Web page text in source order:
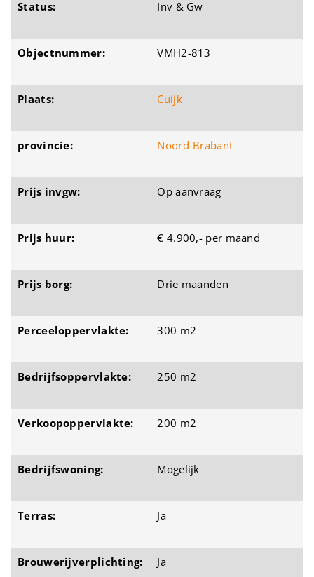
Status: Inv & Gw
Objectnummer: VMH2-813
Plaats: Cuijk
provincie: Noord-Brabant
Prijs invgw: Op aanvraag
Prijs huur: € 4.900,- per maand
Prijs borg: Drie maanden
Perceeloppervlakte: 300 m2
Bedrijfsoppervlakte: 250 m2
Verkoopoppervlakte: 200 m2
Bedrijfswoning: Mogelijk
Terras: Ja
Brouwerijverplichting: Ja